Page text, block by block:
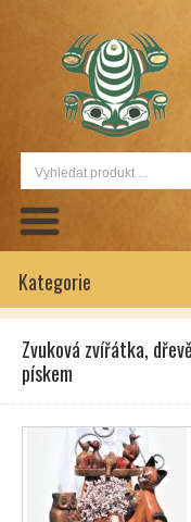
Kategorie
Zvuková zvířátka,
pískem